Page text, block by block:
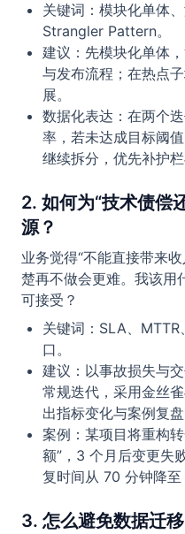
关键词：模块化单体
Strangler Pattern。
建议：先模块化单体
与发布流程；在热点
展。
数据化表达：在两个
率，若未达成目标阈
继续拆分，优先补护栏
2. 如何为“技术债偿
源？
业务觉得“不能直接带来
楚再不做会更难。我该用
可接受？
关键词：SLA、
口。
建议：以事故损失与
常规迭代，采用金丝
出指标变化与案例复盘
案例：某项目将重构
额”，3 个月后变更失
复时间从 70 分钟降至
3. 怎么避免数据迁